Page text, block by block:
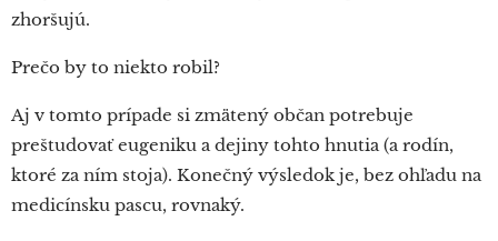
zhoršujú.
Prečo by to niekto robil?
Aj v tomto prípade si zmätený občan potrebuje
preštudovať eugeniku a dejiny tohto hnutia (a rodín,
ktoré za ním stoja). Konečný výsledok je, bez ohľadu na
medicínsku pascu, rovnaký.